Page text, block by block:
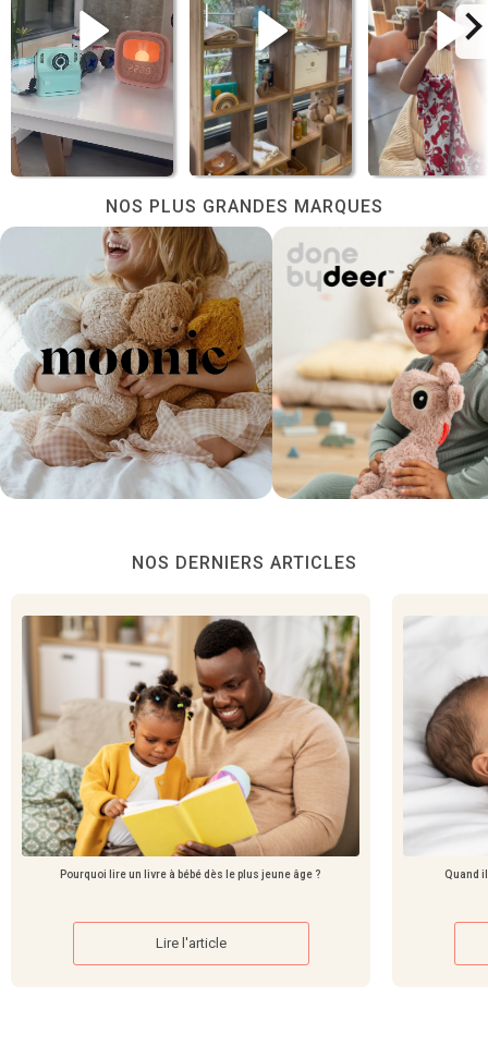
NOS PLUS GRANDES MARQUES
NOS DERNIERS ARTICLES
Pourquoi lire un livre à bébé dès le plus jeune âge ?
Lire l'article
Quand